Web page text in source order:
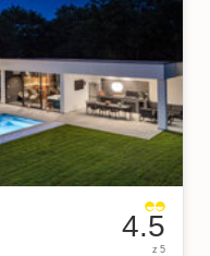
4.5
z 5